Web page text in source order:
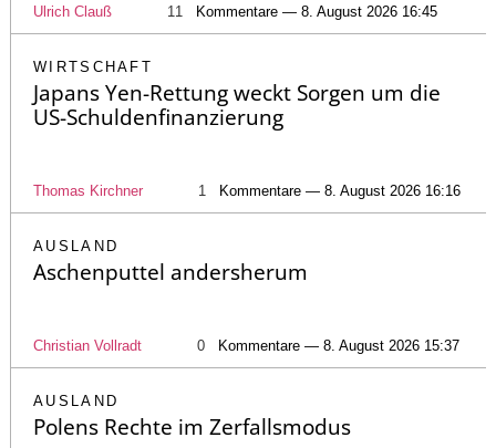
Ulrich Clauß 11 Kommentare — 8. August 2026 16:45
WIRTSCHAFT
Japans Yen-Rettung weckt Sorgen um die
US-Schuldenfinanzierung
Thomas Kirchner 1 Kommentare — 8. August 2026 16:16
AUSLAND
Aschenputtel andersherum
Christian Vollradt 0 Kommentare — 8. August 2026 15:37
AUSLAND
Polens Rechte im Zerfallsmodus